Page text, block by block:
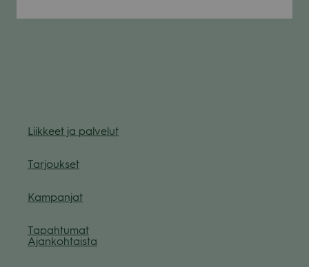
Liik­keet ja pal­ve­lut
Tar­jouk­set
Kam­pan­jat
Tapah­tu­mat
Ajan­koh­taista